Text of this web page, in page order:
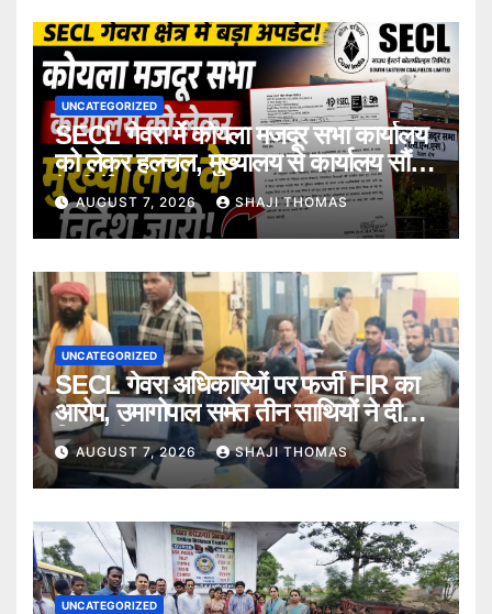
UNCATEGORIZED
SECL गेवरा में कोयला मजदूर सभा कार्यालय
को लेकर हलचल, मुख्यालय से कार्यालय सौंपने
के निर्देश।
AUGUST 7, 2026 SHAJI THOMAS
UNCATEGORIZED
SECL गेवरा अधिकारियों पर फर्जी FIR का
आरोप, उमागोपाल समेत तीन साथियों ने दी
गिरफ्तारी।
AUGUST 7, 2026 SHAJI THOMAS
UNCATEGORIZED